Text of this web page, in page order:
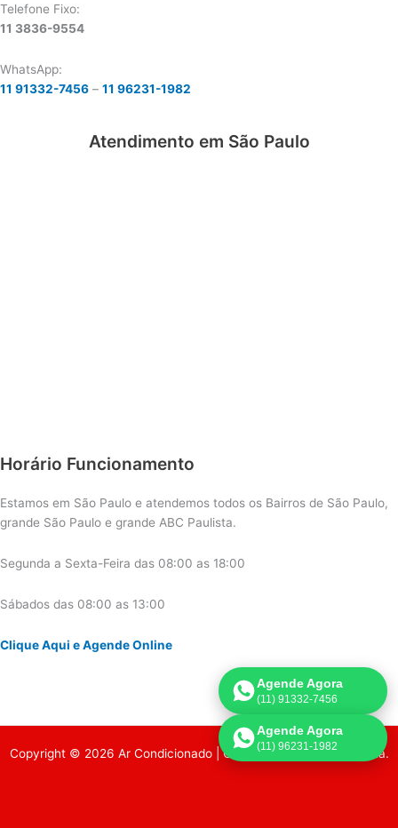
Telefone Fixo:
11 3836-9554
WhatsApp:
11 91332-7456 – 11 96231-1982
Atendimento em São Paulo
Horário Funcionamento
Estamos em São Paulo e atendemos todos os Bairros de São Paulo,
grande São Paulo e grande ABC Paulista.
Segunda a Sexta-Feira das 08:00 as 18:00
Sábados das 08:00 as 13:00
Clique Aqui e Agende Online
Copyright © 2026 Ar Condicionado | Criado por:Página de Venda.
Agende Agora
(11) 91332-7456
Agende Agora
(11) 96231-1982